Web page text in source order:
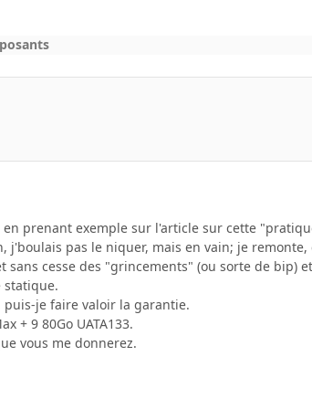
prenant exemple sur l'article sur cette
j'boulais pas le niquer, mais en vain; je
sans cesse des "grincements" (ou sorte de bip)
statique.
puis-je faire valoir la garantie.
+ 9 80Go UATA133.
vous me donnerez.